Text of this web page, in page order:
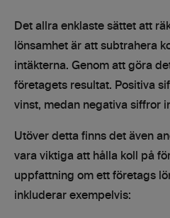
Det allra enklaste sättet att
lönsamhet är att subtrahera
intäkterna. Genom att göra
företagets resultat. Positiva
vinst, medan negativa siffror
Utöver detta finns det även
vara viktiga att hålla koll på
uppfattning om ett företags
inkluderar exempelvis: